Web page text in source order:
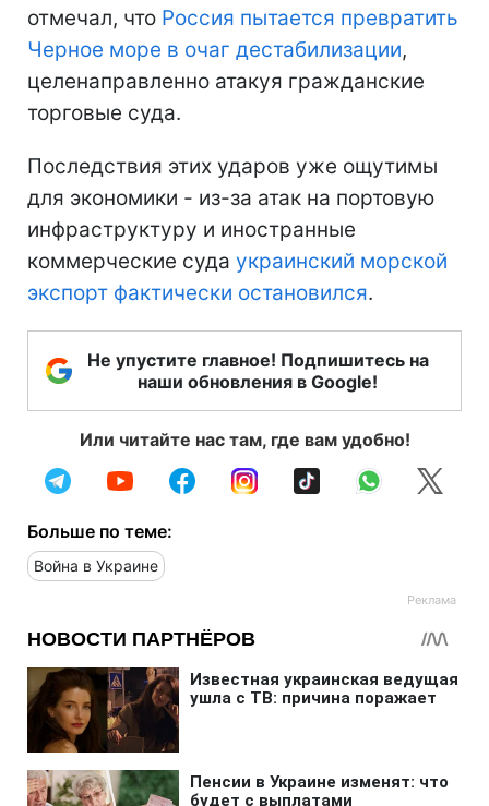
отмечал, что Россия пытается превратить
Черное море в очаг дестабилизации,
целенаправленно атакуя гражданские
торговые суда.
Последствия этих ударов уже ощутимы
для экономики - из-за атак на портовую
инфраструктуру и иностранные
коммерческие суда украинский морской
экспорт фактически остановился.
Не упустите главное! Подпишитесь на
наши обновления в Google!
Или читайте нас там, где вам удобно!
Больше по теме:
Война в Украине